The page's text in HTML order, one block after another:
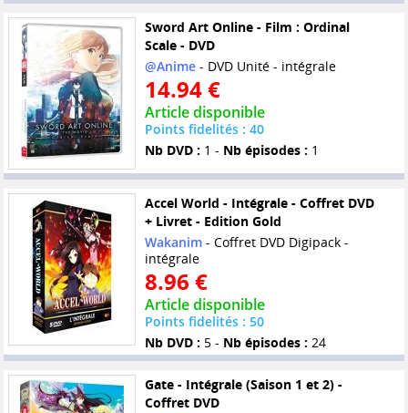
Sword Art Online - Film : Ordinal
Scale - DVD
@Anime- DVD Unité - intégrale
14.94 €
Article disponible
Points fidelités : 40
Nb DVD : 1 - Nb épisodes : 1
Accel World - Intégrale - Coffret DVD
+ Livret - Edition Gold
Wakanim- Coffret DVD Digipack -
intégrale
8.96 €
Article disponible
Points fidelités : 50
Nb DVD : 5 - Nb épisodes : 24
Gate - Intégrale (Saison 1 et 2) -
Coffret DVD